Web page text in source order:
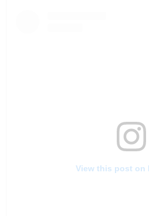
View this post on